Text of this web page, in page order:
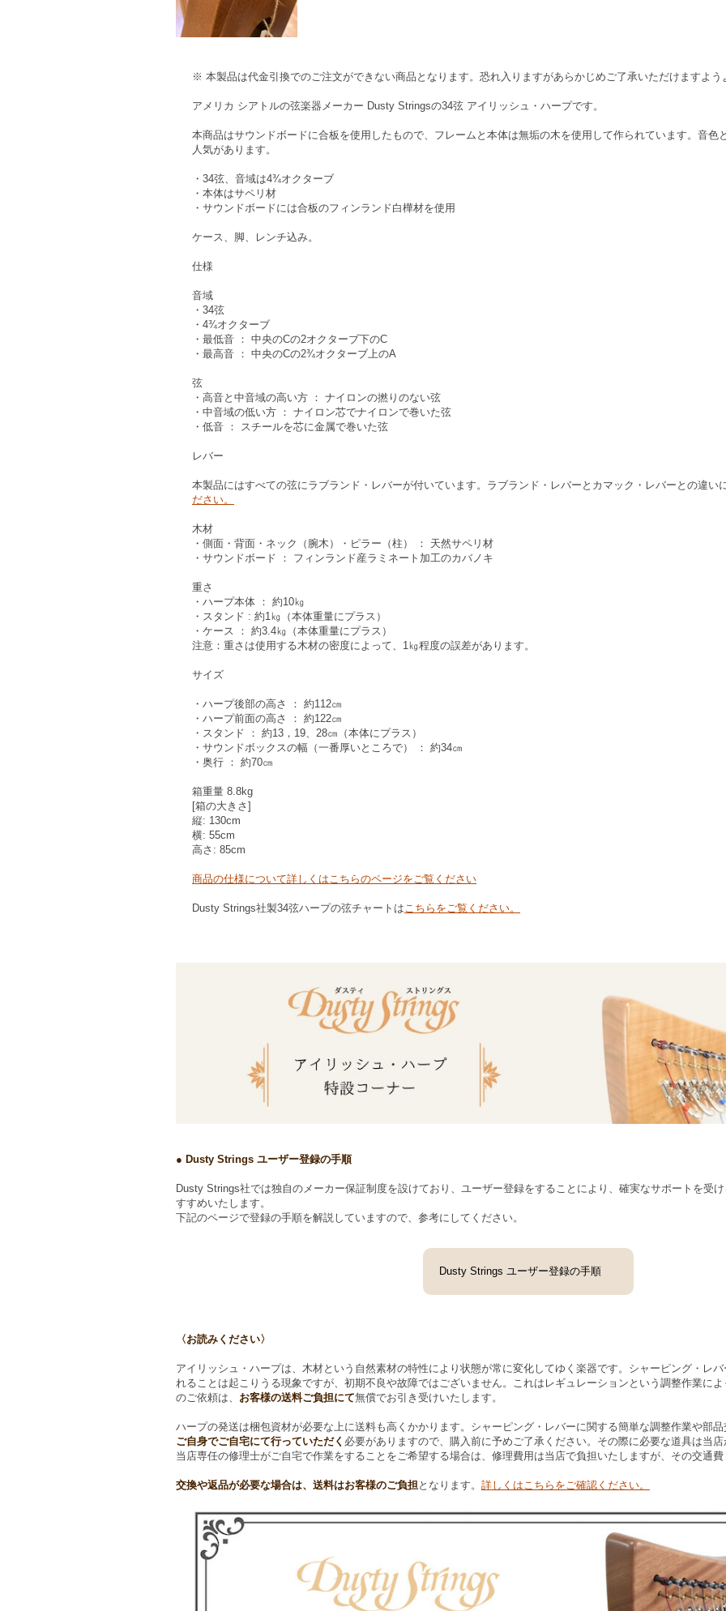
※ 本製品は代金引換でのご注文ができない商品となります。恐れ入りますがあらかじめご了承いただけますよう
アメリカ シアトルの弦楽器メーカー Dusty Stringsの34弦 アイリッシュ・ハープです。
本商品はサウンドボードに合板を使用したもので、フレームと本体は無垢の木を使用して作られています。音色
人気があります。
・34弦、音域は4¾オクターブ
・本体はサペリ材
・サウンドボードには合板のフィンランド白樺材を使用
ケース、脚、レンチ込み。
仕様
音域
・34弦
・4¾オクターブ
・最低音 ： 中央のCの2オクターブ下のC
・最高音 ： 中央のCの2¾オクターブ上のA
弦
・高音と中音域の高い方 ： ナイロンの撚りのない弦
・中音域の低い方 ： ナイロン芯でナイロンで巻いた弦
・低音 ： スチールを芯に金属で巻いた弦
レバー
本製品にはすべての弦にラブランド・レバーが付いています。ラブランド・レバーとカマック・レバーとの違い
ださい。
木材
・側面・背面・ネック（腕木）・ピラー（柱） ： 天然サペリ材
・サウンドボード ： フィンランド産ラミネート加工のカバノキ
重さ
・ハープ本体 ： 約10㎏
・スタンド : 約1㎏（本体重量にプラス）
・ケース ： 約3.4㎏（本体重量にプラス）
注意：重さは使用する木材の密度によって、1㎏程度の誤差があります。
サイズ
・ハープ後部の高さ ： 約112㎝
・ハープ前面の高さ ： 約122㎝
・スタンド ： 約13，19、28㎝（本体にプラス）
・サウンドボックスの幅（一番厚いところで） ： 約34㎝
・奥行 ： 約70㎝
箱重量 8.8kg
[箱の大きさ]
縦: 130cm
横: 55cm
高さ: 85cm
商品の仕様について詳しくはこちらのページをご覧ください
Dusty Strings社製34弦ハープの弦チャートはこちらをご覧ください。
● Dusty Strings ユーザー登録の手順
Dusty Strings社では独自のメーカー保証制度を設けており、ユーザー登録をすることにより、確実なサポートを受
すすめいたします。
下記のページで登録の手順を解説していますので、参考にしてください。
Dusty Strings ユーザー登録の手順
〈お読みください〉
アイリッシュ・ハープは、木材という自然素材の特性により状態が常に変化してゆく楽器です。シャーピング・レ
れることは起こりうる現象ですが、初期不良や故障ではございません。これはレギュレーションという調整作業に
のご依頼は、 お客様の送料ご負担にて無償でお引き受けいたします。
ハープの発送は梱包資材が必要な上に送料も高くかかります。シャーピング・レバーに関する簡単な調整作業や部
ご自身でご自宅にて行っていただく 必要がありますので、購入前に予めご了承ください。その際に必要な道具は当店
当店専任の修理士がご自宅で作業をすることをご希望する場合は、修理費用は当店で負担いたしますが、その交通費
交換や返品が必要な場合は、送料はお客様のご負担となります。 詳しくはこちらをご確認ください。